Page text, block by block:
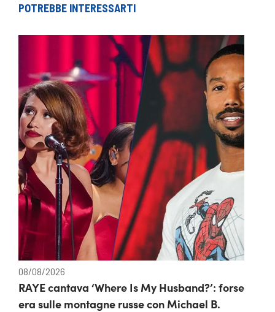
POTREBBE INTERESSARTI
08/08/2026
RAYE cantava ‘Where Is My Husband?’: forse
era sulle montagne russe con Michael B.